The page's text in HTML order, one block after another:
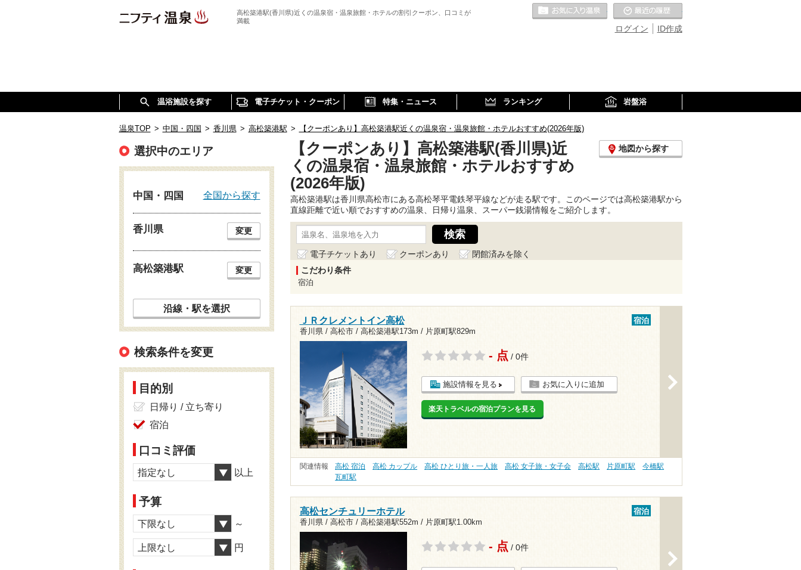
高松築港駅(香川県)近くの温泉宿・温泉旅館・ホテルの割引クーポン、口コミが
満載
ID作成
ログイン
お気に入りの温泉
温浴施設を探す 電子チケット・クーポン 特集・ニュース ランキング 岩盤浴
温泉TOP > 中国・四国 > 香川県 > 高松築港駅 > 【クーポンあり】高松築港駅近くの温泉宿・温泉旅館・ホテルおすすめ(2026年版)
【クーポンあり】高松築港駅(香川県)近
くの温泉宿・温泉旅館・ホテルおすすめ
(2026年版)
地図から探す
高松築港駅は香川県高松市にある高松琴平電鉄琴平線などが走る駅です。このページでは高松築港駅から
直線距離で近い順でおすすめの温泉、日帰り温泉、スーパー銭湯情報をご紹介します。
電子チケットあり クーポンあり
閉館済みを除く
こだわり条件
宿泊
ＪＲクレメントイン高松
香川県 / 高松市 / 高松築港駅173m / 片原町駅829m
宿泊
- 点 / 0件
施設情報を見る お気に入りに追加
楽天トラベルの宿泊プランを見る
関連情報 高松 宿泊 高松 カップル 高松 ひとり旅・一人旅 高松 女子旅・女子会 高松駅 片原町駅
今橋駅
瓦町駅
高松センチュリーホテル
香川県 / 高松市 / 高松築港駅552m / 片原町駅1.00km
宿泊
- 点 / 0件
選択中のエリア
中国・四国 全国から探す
香川県 変更
高松築港駅 変更
沿線・駅を選択
検索条件を変更
目的別
日帰り / 立ち寄り
宿泊
口コミ評価
指定なし 以上
予算
下限なし ～
上限なし 円